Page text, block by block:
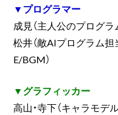
▼プログラマー
成見（主人公のプログラ
松井（敵AIプログラム担
E/BGM）
▼グラフィッカー
高山・寺下（キャラモデ